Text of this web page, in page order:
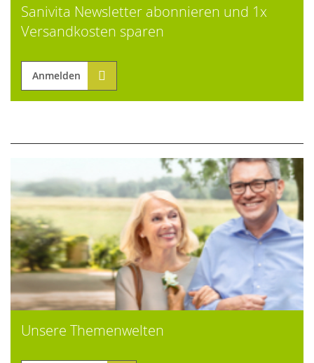
Sanivita Newsletter abonnieren und 1x
Versandkosten sparen
Anmelden
Unsere Themenwelten